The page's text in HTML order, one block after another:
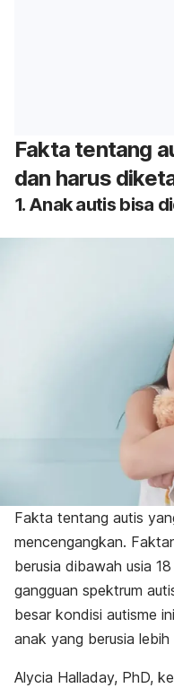
Fakta tentang
dan harus
1. Anak autis bisa
Fakta tentang autis
mencengangkan.
berusia dibawah usia
gangguan spektrum
besar kondisi autisme
anak yang berusia
Alycia Halladay, PhD,